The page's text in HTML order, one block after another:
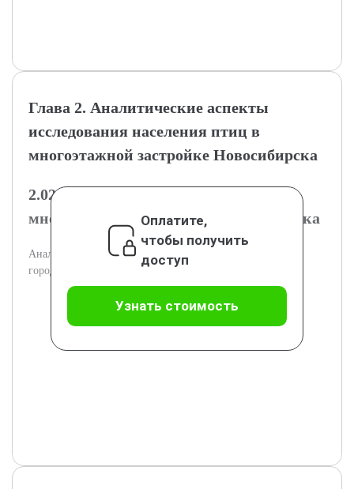
Глава 2. Аналитические аспекты
исследования населения птиц в
многоэтажной застройке Новосибирска
2.02.1. Структура и состав птиц
многоэтажной застройки Новосибирска
Анализ видового разнообразия и численности птиц в
городской застройке Новосибирска.
Оплатите,
чтобы получить
доступ
Узнать стоимость